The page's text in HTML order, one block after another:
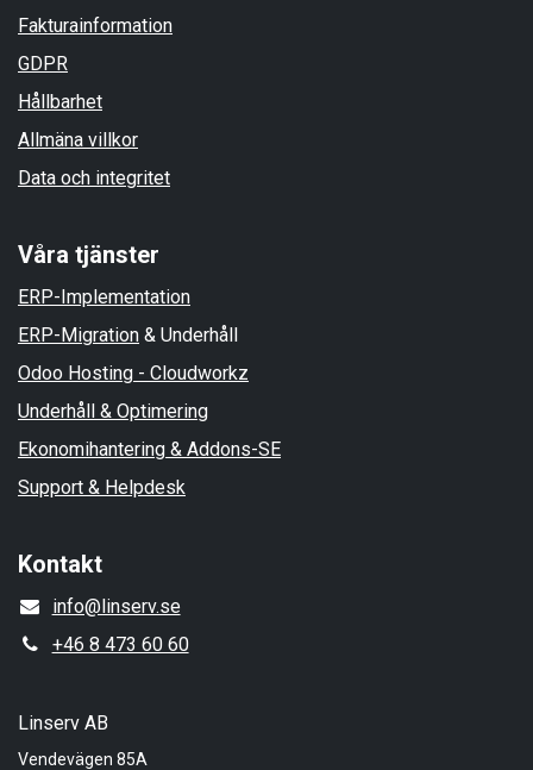
Fakturainformation
GDPR
Hållbarhet
Allmäna villkor
Data och integritet
Våra tjänster
ERP-Implementation
ERP-Migration & Underhåll
Odoo Hosting - Cloudworkz
Underhåll & Optimering
Ekonomihantering & Addons-SE
Support & Helpdesk
Kontakt
info@linserv.se
+46 8 473 60 60
Linserv AB
Vendevägen 85A